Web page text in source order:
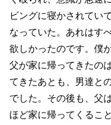
ビングに寝かされてい
なっていた。あれはす
欲しかったのです。僕
父が家に帰ってきたの
てきたあとも、男達と
でした。その後も、父
ほど家に帰ってくるこ